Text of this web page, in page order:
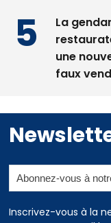
La
une
faux
Inscrivez-vous à la